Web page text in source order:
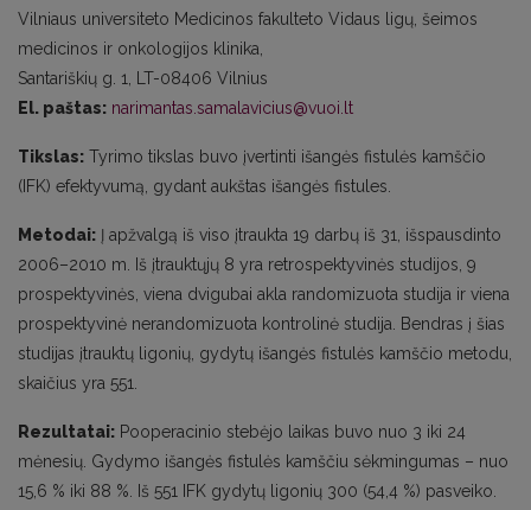
Vilniaus universiteto Medicinos fakulteto Vidaus ligų, šeimos
medicinos ir onkologijos klinika,
Santariškių g. 1, LT-08406 Vilnius
El. paštas: narimantas.samalavicius@vuoi.lt
Tikslas: Tyrimo tikslas buvo įvertinti išangės fistulės kamščio
(IFK) efektyvumą, gydant aukštas išangės fistules.
Metodai: Į apžvalgą iš viso įtraukta 19 darbų iš 31, išspausdinto
2006–2010 m. Iš įtrauktųjų 8 yra retrospektyvinės studijos, 9
prospektyvinės, viena dvigubai akla randomizuota studija ir viena
prospektyvinė nerandomizuota kontrolinė studija. Bendras į šias
studijas įtrauktų ligonių, gydytų išangės fistulės kamščio metodu,
skaičius yra 551.
Rezultatai: Pooperacinio stebėjo laikas buvo nuo 3 iki 24
mėnesių. Gydymo išangės fistulės kamščiu sėkmingumas – nuo
15,6 % iki 88 %. Iš 551 IFK gydytų ligonių 300 (54,4 %) pasveiko.